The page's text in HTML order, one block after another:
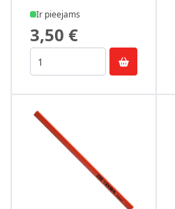
Ir pieejams
3,50 €